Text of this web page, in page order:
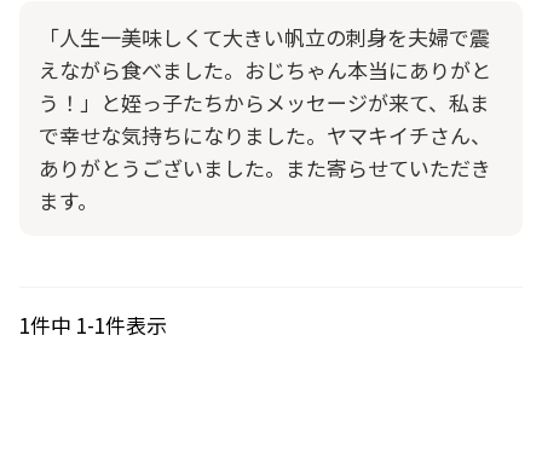
「人生一美味しくて大きい帆立の刺身を夫婦で震
えながら食べました。おじちゃん本当にありがと
う！」と姪っ子たちからメッセージが来て、私ま
で幸せな気持ちになりました。ヤマキイチさん、
ありがとうございました。また寄らせていただき
ます。
1件中 1-1件表示